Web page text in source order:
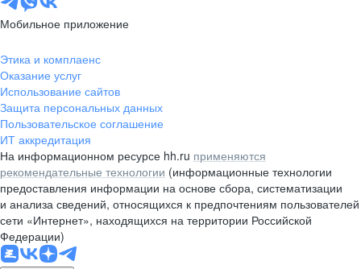
Мобильное приложение
Этика и комплаенс
Оказание услуг
Использование сайтов
Защита персональных данных
Пользовательское соглашение
ИТ аккредитация
На информационном ресурсе hh.ru применяются
рекомендательные технологии (информационные технологии
предоставления информации на основе сбора, систематизации
и анализа сведений, относящихся к предпочтениям пользователей
сети «Интернет», находящихся на территории Российской
Федерации)